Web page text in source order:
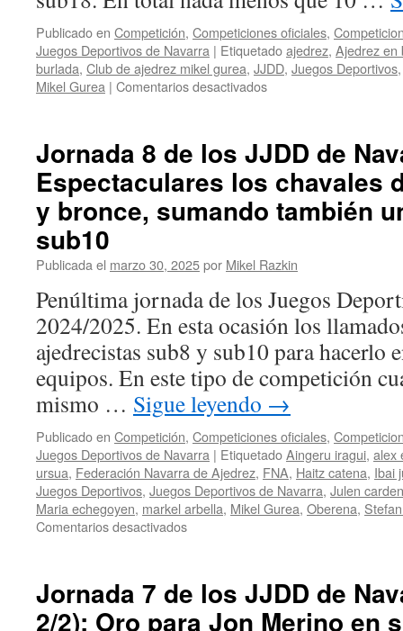
Ariane
Echeverría
y
Mateo
Echegoyen
Publicado en Competición, Competiciones oficiales,
Juegos Deportivos de Navarra | Etiquetadoajedrez, Ajedrez en
burlada, Club de ajedrez mikel gurea, JJDD, Juegos Deportivos
Mikel Gurea | Comentarios desactivadosen
los
JJDD
de
Navarra
oros
dos
platas
convierten
la
temporada
en
histórica
Jornada 8 de los JJDD de
Espectaculares los chavales
y bronce, sumando también
sub10
Publicada el marzo 30, 2025por Mikel Razkin
Penúltima jornada de los Juegos
2024/2025. En esta ocasión los
ajedrecistas sub8 y sub10 para hacerlo
equipos. En este tipo de competición
mismo … Sigue leyendo →
Publicado en Competición, Competiciones oficiales,
Juegos Deportivos de Navarra | EtiquetadoAingeru iragui, alex
ursua, Federación Navarra de Ajedrez, FNA, Haitz catena, Ibai
Juegos Deportivos, Juegos Deportivos de Navarra, Julen
Maria echegoyen, markel arbella, Mikel Gurea, Oberena,
Comentarios desactivadosen
los
JJDD
Jornada 7 de los JJDD de
2/2): Oro para Jon Merino en